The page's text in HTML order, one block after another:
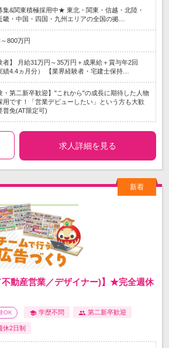
&関東積極採用中★ 東北・関東・信越・北陸・
畿・中国・四国・九州エリアの全国の拠…
800万円
者】 月給31万円～35万円＋成果給＋賞与年2回
績4.4ヵ月分） 【業界経験者・宅建士保持…
・第二新卒歓迎】"これから"の成長に期待した人物
用です！「営業デビューしたい」という方も大歓
免(AT限定可)
求人詳細を見る
不動産営業／デザイナー)】★完全週休
OK 学歴不問 第二新卒歓迎
休2日制